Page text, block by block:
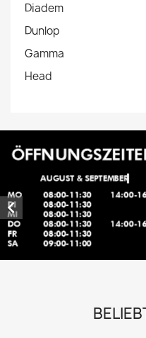
Diadem
Dunlop
Gamma
Head
